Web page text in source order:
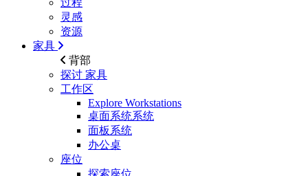
灵感
资源
家具
背部
探讨 家具
工作区
Explore Workstations
桌面系统系统
面板系统
办公桌
座位
探索座位